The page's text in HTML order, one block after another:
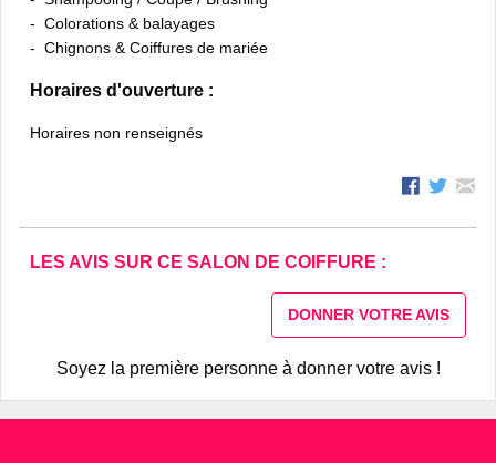
Colorations & balayages
Chignons & Coiffures de mariée
Horaires d'ouverture :
Horaires non renseignés
LES AVIS SUR CE SALON DE COIFFURE :
DONNER VOTRE AVIS
Soyez la première personne à donner votre avis !